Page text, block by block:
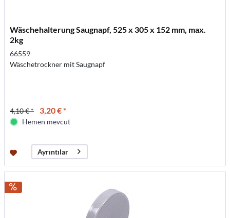
Wäschehalterung Saugnapf, 525 x 305 x 152 mm, max.
2kg
66559
Wäschetrockner mit Saugnapf
4,10 € * 3,20 € *
Hemen mevcut
Ayrıntılar